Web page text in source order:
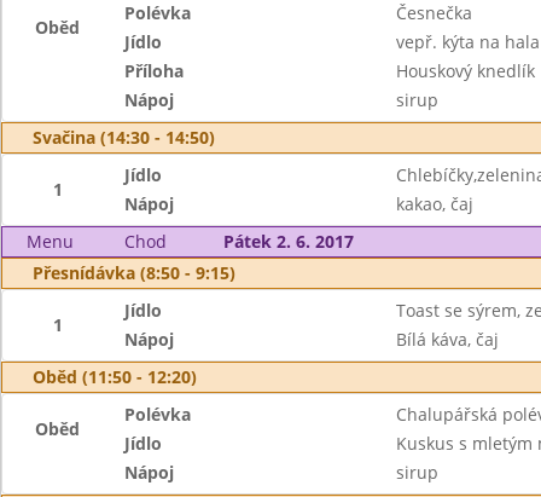
Oběd
Polévka
Česnečka
Jídlo
vepř. kýta na
Příloha
Houskový knedlík
Nápoj
sirup
Svačina (14:30 - 14:50)
1
Jídlo
Nápoj
kakao, čaj
Menu
Chod
Pátek 2. 6. 2017
Přesnídávka (8:50 - 9:15)
1
Jídlo
Toast se sýrem,
Nápoj
Bílá káva, čaj
Oběd (11:50 - 12:20)
Oběd
Polévka
Chalupářská
Jídlo
Kuskus s mletým
Nápoj
sirup